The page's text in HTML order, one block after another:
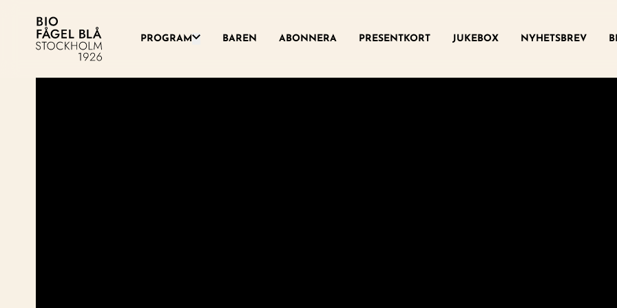
PROGRAM Växla denna rullgardinsmeny
BAREN ABONNERA PRESENTKORT JUKEBOX NYHETSBREV